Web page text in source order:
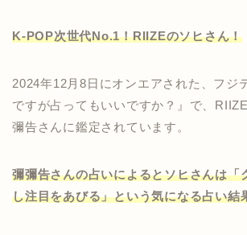
K-POP次世代No.1！RIIZEのソヒさん！
2024年12月8日にオンエアされた、フジ
ですが占ってもいいですか？』で、
彌告さんに鑑定されています。
彌彌告さんの占いによるとソヒさんは「
し注目をあびる」という気になる占い